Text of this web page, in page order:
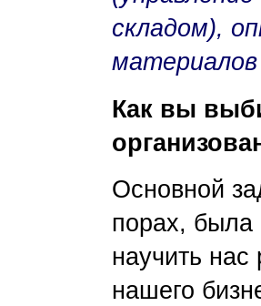
складом),
материалов
Как вы
Основной
порах, была
научить
нашего